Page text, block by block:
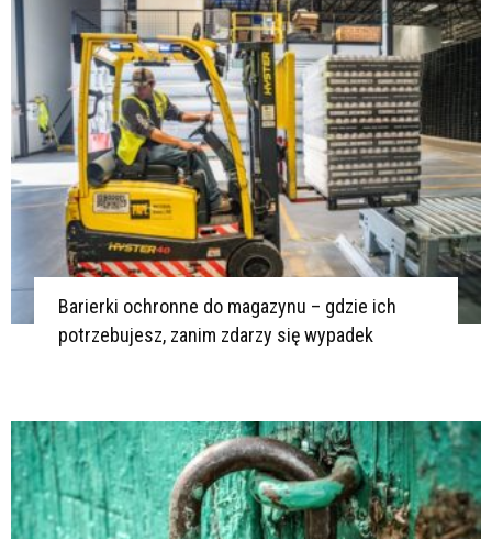
Barierki ochronne do magazynu – gdzie ich
potrzebujesz, zanim zdarzy się wypadek